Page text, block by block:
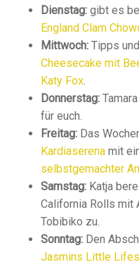
Dienstag: gibt es
England Clam
Mittwoch: Tipps
Cheesecake mit
Katy Fox.
Donnerstag:
für euch.
Freitag:Das
Kardiaserenamit
selbstgemachter
Samstag: Katja
California Rolls mit
Tobibiko zu.
Sonntag: Den
Jasmins Little